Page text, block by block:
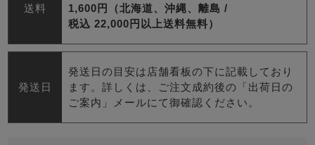
送料
1,600円（北海道、沖縄、離島 /
税込 22,000円以上送料無料）
発送日
発送日の目安は店舗看板の下に記載しており
ます。詳しくは、ご注文成約後の「出荷日の
ご案内」メールにて御確認ください。